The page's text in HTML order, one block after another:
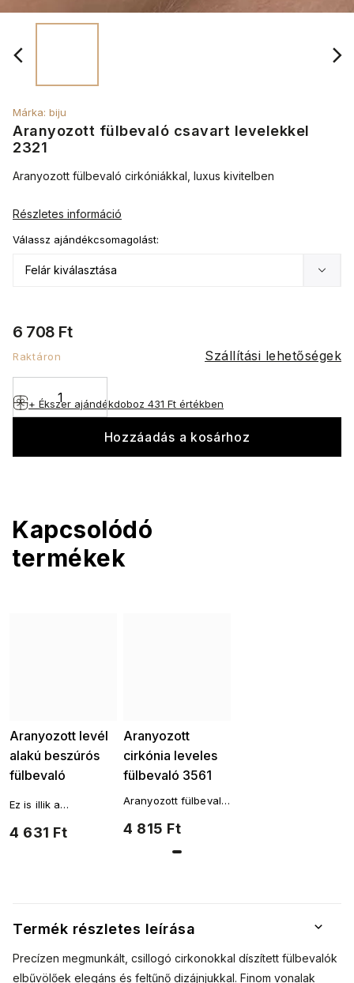
Aranyozott fülbevaló csavart levelekkel
2321
Márka: biju
6 708 Ft
Raktáron Szállítási lehetőségek
Válassz ajándékcsomagolást:
Hozzáadás a kosárhoz
+ Ékszer ajándékdoboz 431 Ft értékben
Aranyozott fülbevaló cirkóniákkal, luxus kivitelben
Részletes információ
Termék részletes leírása
Precízen megmunkált, csillogó cirkonokkal díszített fülbevalók
elbűvölőek elegáns és feltűnő dizájnjukkal. Finom vonalak
Kapcsolódó
termékek
Aranyozott levél
alakú beszúrós
fülbevaló
4 631 Ft
Ez is illik a
Aranyozott láncok
Aranyozott
cirkónia leveles
fülbevaló 3561
4 815 Ft
Aranyozott fülbevaló